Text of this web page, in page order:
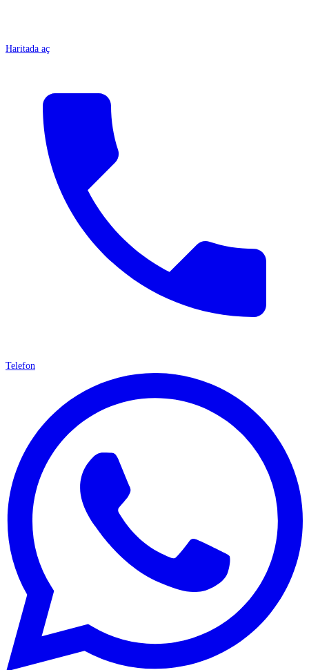
Haritada aç
Telefon